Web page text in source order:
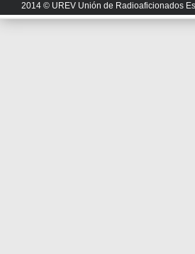
2014 © UREV Unión de Radioaficionados